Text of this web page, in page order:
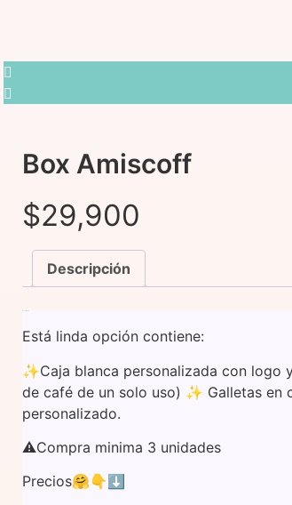
Box Amiscoff
$29,900
Descripción
Está linda opción contiene:
✨Caja blanca personalizada con
de café de un solo uso) ✨ Galletas en
personalizado.
⚠️Compra minima 3 unidades
Precios🤗👇⬇️